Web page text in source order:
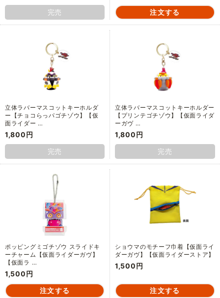
完売
立体ラバーマスコットキーホルダ
ー【チョコらっパゴチゾウ】【仮
面ライダー …
1,800円
完売
立体ラバーマスコットキーホルダー
【プリンテゴチゾウ】【仮面ライダ
ーガヴ …
1,800円
完売
ポッピングミゴチゾウ スライドキ
ーチャーム【仮面ライダーガヴ】
【仮面ラ …
1,500円
ショウマのモチーフ巾着【仮面ライ
ダーガヴ】【仮面ライダーストア】
1,500円